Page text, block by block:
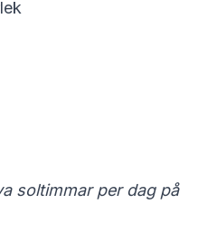
soltimmar per dag på